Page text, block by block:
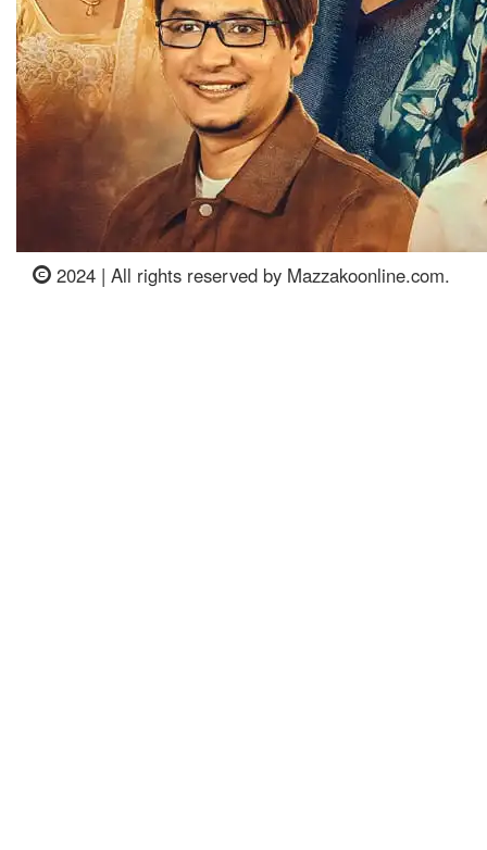
2024 | All rights reserved by Mazzakoonline.com.